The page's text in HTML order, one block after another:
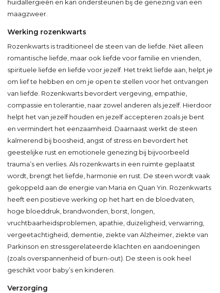
huidallergieën en kan ondersteunen bij de genezing van een
maagzweer.
Werking rozenkwarts
Rozenkwarts is traditioneel de steen van de liefde. Niet alleen
romantische liefde, maar ook liefde voor familie en vrienden,
spirituele liefde en liefde voor jezelf. Het trekt liefde aan, helpt je
om lief te hebben en om je open te stellen voor het ontvangen
van liefde. Rozenkwarts bevordert vergeving, empathie,
compassie en tolerantie, naar zowel anderen als jezelf. Hierdoor
helpt het van jezelf houden en jezelf accepteren zoals je bent
en vermindert het eenzaamheid. Daarnaast werkt de steen
kalmerend bij boosheid, angst of stress en bevordert het
geestelijke rust en emotionele genezing bij bijvoorbeeld
trauma’s en verlies. Als rozenkwarts in een ruimte geplaatst
wordt, brengt het liefde, harmonie en rust. De steen wordt vaak
gekoppeld aan de energie van Maria en Quan Yin. Rozenkwarts
heeft een positieve werking op het hart en de bloedvaten,
hoge bloeddruk, brandwonden, borst, longen,
vruchtbaarheidsproblemen, apathie, duizeligheid, verwarring,
vergeetachtigheid, dementie, ziekte van Alzheimer, ziekte van
Parkinson en stressgerelateerde klachten en aandoeningen
(zoals overspannenheid of burn-out). De steen is ook heel
geschikt voor baby’s en kinderen.
Verzorging